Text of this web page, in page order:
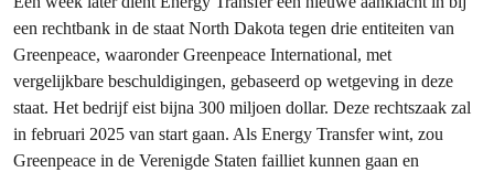
een rechtbank in de staat North Dakota tegen drie entiteiten van
Greenpeace, waaronder Greenpeace International, met
vergelijkbare beschuldigingen, gebaseerd op wetgeving in deze
staat. Het bedrijf eist bijna 300 miljoen dollar. Deze rechtszaak zal
in februari 2025 van start gaan. Als Energy Transfer wint, zou
Greenpeace in de Verenigde Staten failliet kunnen gaan en